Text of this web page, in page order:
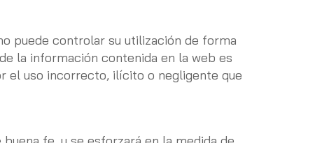
puede controlar su utilización de forma
la información contenida en la web es
el uso incorrecto, ilícito o negligente que